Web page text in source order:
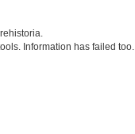
Information has failed too.